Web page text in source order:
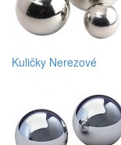
Kuličky Nerezové